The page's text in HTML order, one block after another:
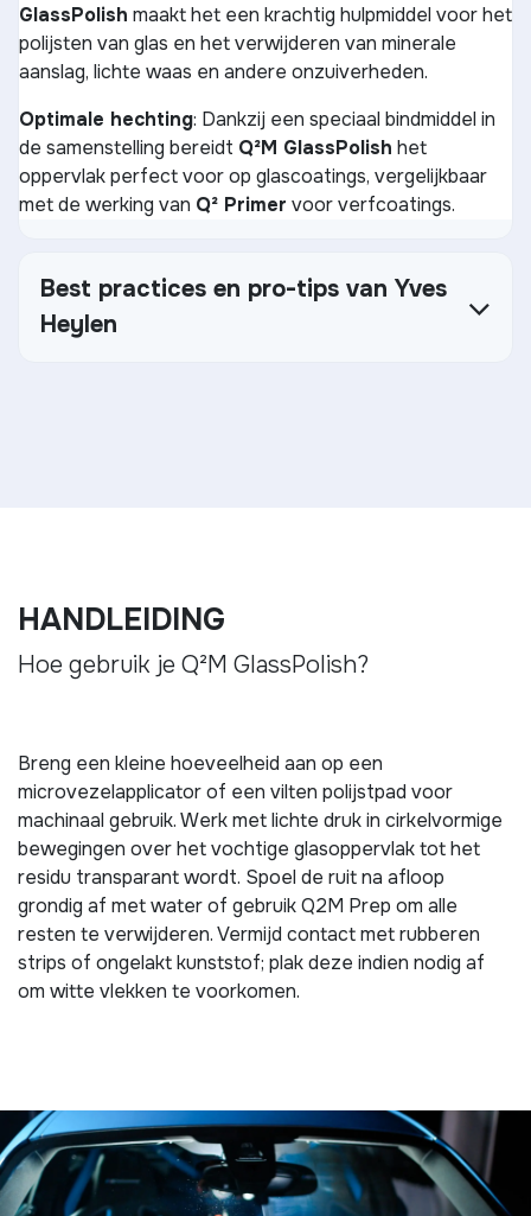
GlassPolish maakt het een krachtig hulpmiddel voor het
polijsten van glas en het verwijderen van minerale
aanslag, lichte waas en andere onzuiverheden.
Optimale hechting: Dankzij een speciaal bindmiddel in
de samenstelling bereidt Q²M GlassPolish het
oppervlak perfect voor op glascoatings, vergelijkbaar
met de werking van Q² Primer voor verfcoatings.
Best practices en pro-tips van Yves
Heylen
HANDLEIDING
Hoe gebruik je Q²M GlassPolish?
Breng een kleine hoeveelheid aan op een
microvezelapplicator of een vilten polijstpad voor
machinaal gebruik. Werk met lichte druk in cirkelvormige
bewegingen over het vochtige glasoppervlak tot het
residu transparant wordt. Spoel de ruit na afloop
grondig af met water of gebruik Q2M Prep om alle
resten te verwijderen. Vermijd contact met rubberen
strips of ongelakt kunststof; plak deze indien nodig af
om witte vlekken te voorkomen.